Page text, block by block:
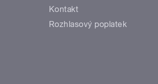
Kontakt
Rozhlasový poplatek